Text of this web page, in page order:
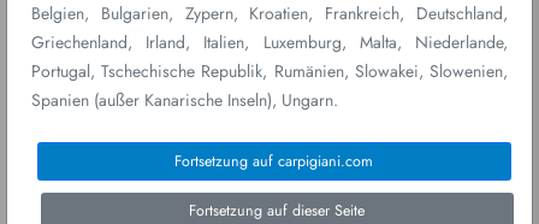
Belgien, Bulgarien, Zypern, Kroatien, Frankreich, Deutschland,
Griechenland, Irland, Italien, Luxemburg, Malta, Niederlande,
Portugal, Tschechische Republik, Rumänien, Slowakei, Slowenien,
Spanien (außer Kanarische Inseln), Ungarn.
Fortsetzung auf carpigiani.com
Fortsetzung auf dieser Seite